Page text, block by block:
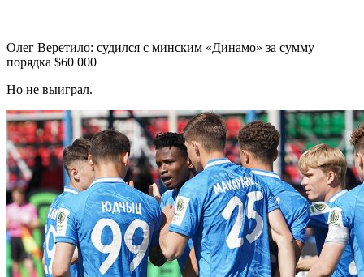
Олег Веретило: судился с минским «Динамо» за сумму
порядка $60 000
Но не выиграл.